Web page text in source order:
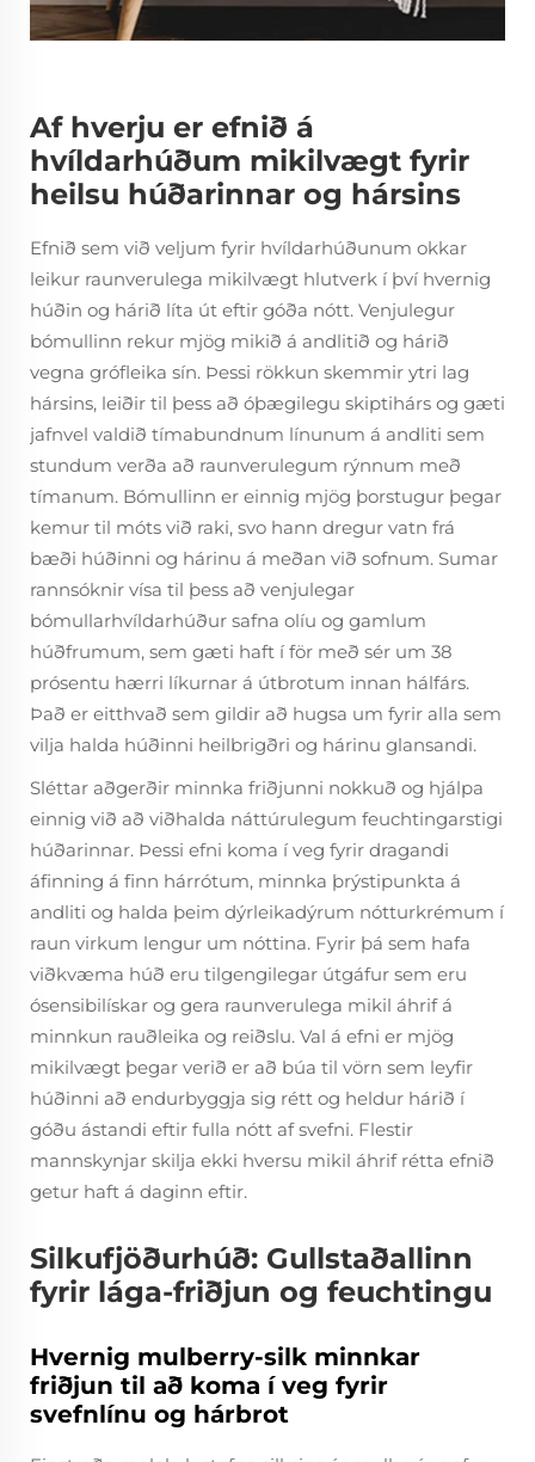
Af hverju er efnið á
hvíldarhúðum mikilvægt fyrir
heilsu húðarinnar og hársins
Efnið sem við veljum fyrir hvíldarhúðunum okkar
leikur raunverulega mikilvægt hlutverk í því hvernig
húðin og hárið líta út eftir góða nótt. Venjulegur
bómullinn rekur mjög mikið á andlitið og hárið
vegna grófleika sín. Þessi rökkun skemmir ytri lag
hársins, leiðir til þess að óþægilegu skiptihárs og gæti
jafnvel valdið tímabundnum línunum á andliti sem
stundum verða að raunverulegum rýnnum með
tímanum. Bómullinn er einnig mjög þorstugur þegar
kemur til móts við raki, svo hann dregur vatn frá
bæði húðinni og hárinu á meðan við sofnum. Sumar
rannsóknir vísa til þess að venjulegar
bómullarhvíldarhúður safna olíu og gamlum
húðfrumum, sem gæti haft í för með sér um 38
prósentu hærri líkurnar á útbrotum innan hálfárs.
Það er eitthvað sem gildir að hugsa um fyrir alla sem
vilja halda húðinni heilbrigðri og hárinu glansandi.
Sléttar aðgerðir minnka friðjunni nokkuð og hjálpa
einnig við að viðhalda náttúrulegum feuchtingarstigi
húðarinnar. Þessi efni koma í veg fyrir dragandi
áfinning á finn hárrótum, minnka þrýstipunkta á
andliti og halda þeim dýrleikadýrum nótturkrémum í
raun virkum lengur um nóttina. Fyrir þá sem hafa
viðkvæma húð eru tilgengilegar útgáfur sem eru
ósensibilískar og gera raunverulega mikil áhrif á
minnkun rauðleika og reiðslu. Val á efni er mjög
mikilvægt þegar verið er að búa til vörn sem leyfir
húðinni að endurbyggja sig rétt og heldur hárið í
góðu ástandi eftir fulla nótt af svefni. Flestir
mannskynjar skilja ekki hversu mikil áhrif rétta efnið
getur haft á daginn eftir.
Silkufjöðurhúð: Gullstaðallinn
fyrir lága-friðjun og feuchtingu
Hvernig mulberry-silk minnkar
friðjun til að koma í veg fyrir
svefnlínu og hárbrot